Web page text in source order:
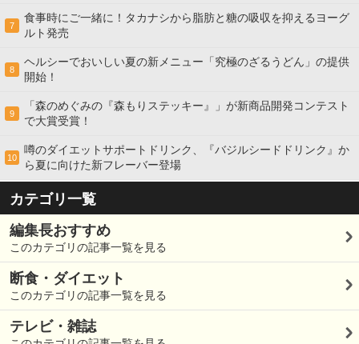
7
食事時にご一緒に！タカナシから脂肪と糖の吸収を抑えるヨーグ
ルト発売
8
ヘルシーでおいしい夏の新メニュー「究極のざるうどん」の提供
開始！
9
「森のめぐみの『森もりステッキー』」が新商品開発コンテスト
で大賞受賞！
10
噂のダイエットサポートドリンク、『バジルシードドリンク』か
ら夏に向けた新フレーバー登場
カテゴリ一覧
編集長おすすめ
このカテゴリの記事一覧を見る
断食・ダイエット
このカテゴリの記事一覧を見る
テレビ・雑誌